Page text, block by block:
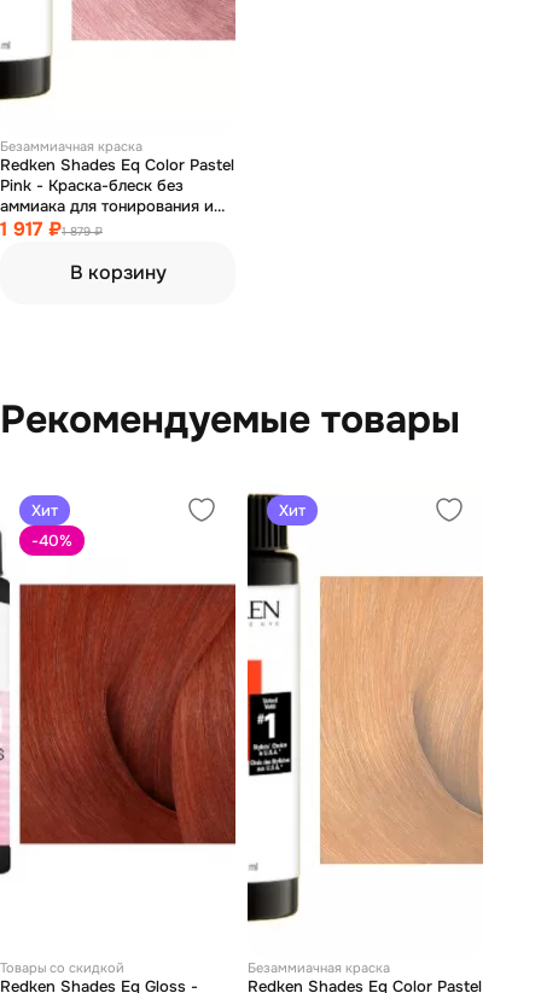
Безаммиачная краска
Redken Shades Eq Color Pastel
Pink - Краска-блеск без
аммиака для тонирования и
ухода пастель розовый 60 мл
1 917 ₽1 879 ₽
В корзину
Рекомендуемые товары
Хит
-40%
Товары со скидкой
Redken Shades Eq Gloss -
Хит
Безаммиачная краска
Redken Shades Eq Color Pastel